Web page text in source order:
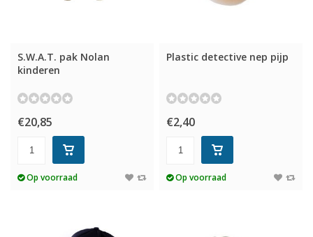
S.W.A.T. pak Nolan
kinderen
€20,85
Op voorraad
Plastic detective nep pijp
€2,40
Op voorraad